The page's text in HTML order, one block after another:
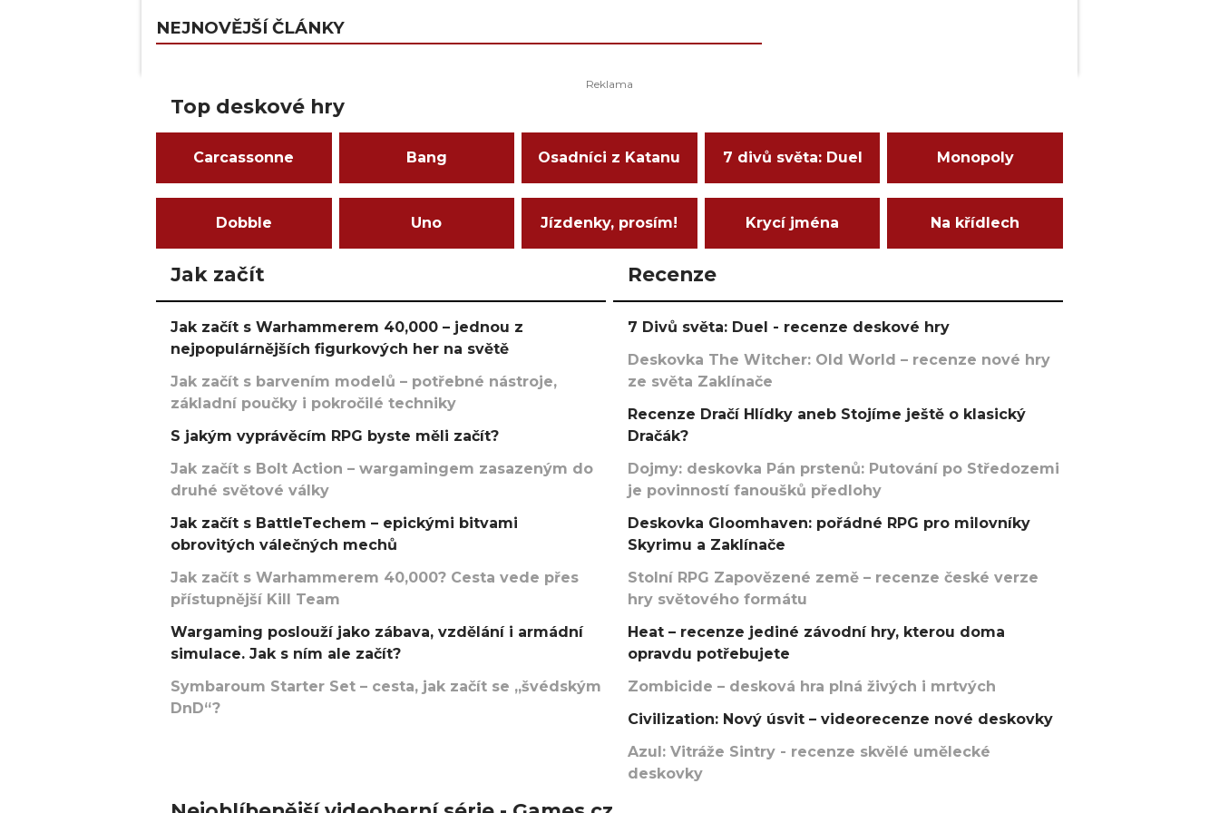
NEJNOVĚJŠÍ ČLÁNKY
Top deskové hry
Carcassonne Bang Osadníci z Katanu 7 divů světa: Duel Monopoly
Dobble Uno Jízdenky, prosím! Krycí jména Na křídlech
Jak začít
Jak začít s Warhammerem 40,000 – jednou z
nejpopulárnějších figurkových her na světě
Jak začít s barvením modelů – potřebné nástroje,
základní poučky i pokročilé techniky
S jakým vyprávěcím RPG byste měli začít?
Jak začít s Bolt Action – wargamingem zasazeným do
druhé světové války
Jak začít s BattleTechem – epickými bitvami
obrovitých válečných mechů
Jak začít s Warhammerem 40,000? Cesta vede přes
přístupnější Kill Team
Wargaming poslouží jako zábava, vzdělání i armádní
simulace. Jak s ním ale začít?
Symbaroum Starter Set – cesta, jak začít se „švédským
DnD“?
Recenze
7 Divů světa: Duel - recenze deskové hry
Deskovka The Witcher: Old World – recenze nové hry
ze světa Zaklínače
Recenze Dračí Hlídky aneb Stojíme ještě o klasický
Dračák?
Dojmy: deskovka Pán prstenů: Putování po Středozemi
je povinností fanoušků předlohy
Deskovka Gloomhaven: pořádné RPG pro milovníky
Skyrimu a Zaklínače
Stolní RPG Zapovězené země – recenze české verze
hry světového formátu
Heat – recenze jediné závodní hry, kterou doma
opravdu potřebujete
Zombicide – desková hra plná živých i mrtvých
Civilization: Nový úsvit – videorecenze nové deskovky
Azul: Vitráže Sintry - recenze skvělé umělecké
deskovky